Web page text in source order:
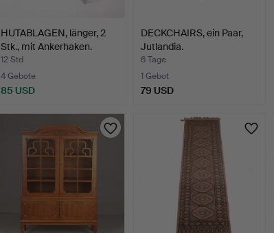
HUTABLAGEN, länger, 2
Stk., mit Ankerhaken.
12 Std
4 Gebote
85 USD
DECKCHAIRS, ein Paar,
Jutlandia.
6 Tage
1 Gebot
79 USD